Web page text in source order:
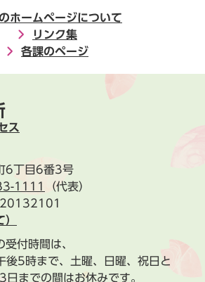
ホームページについて
リンク集
各課のページ
ス
6丁目6番3号
1111
（代表）
付時間は、
5時まで、土曜、日曜、祝日と
までの間はお休みです。